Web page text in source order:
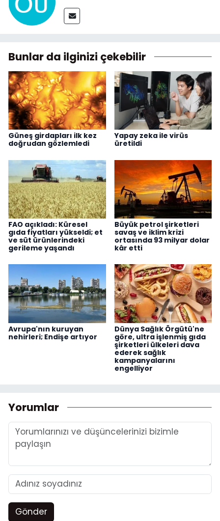
Bunlar da ilginizi çekebilir
Güneş girdapları ilk kez
doğrudan gözlemledi
Yapay zeka ile virüs
üretildi
FAO açıkladı: Küresel
gıda fiyatları yükseldi; et
ve süt ürünlerindeki
gerileme yaşandı
Büyük petrol şirketleri
savaş ve iklim krizi
ortasında 93 milyar dolar
kâr etti
Avrupa'nın kuruyan
nehirleri; Endişe artıyor
Dünya Sağlık Örgütü'ne
göre, ultra işlenmiş gıda
şirketleri ülkeleri dava
ederek sağlık
kampanyalarını
engelliyor
Yorumlar
Gönder